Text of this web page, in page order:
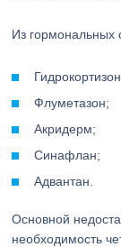
Из гормональных
Флуметазон;
Акридерм;
Синафлан;
Адвантан.
Основной
необходимость